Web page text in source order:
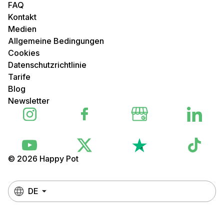
© 2026 Happy Pot
DE
FAQ
Kontakt
Medien
Allgemeine Bedingungen
Cookies
Datenschutzrichtlinie
Tarife
Blog
Newsletter